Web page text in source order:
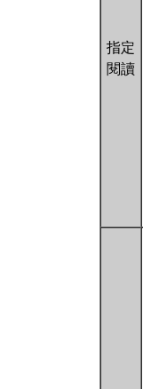
指定
閱讀